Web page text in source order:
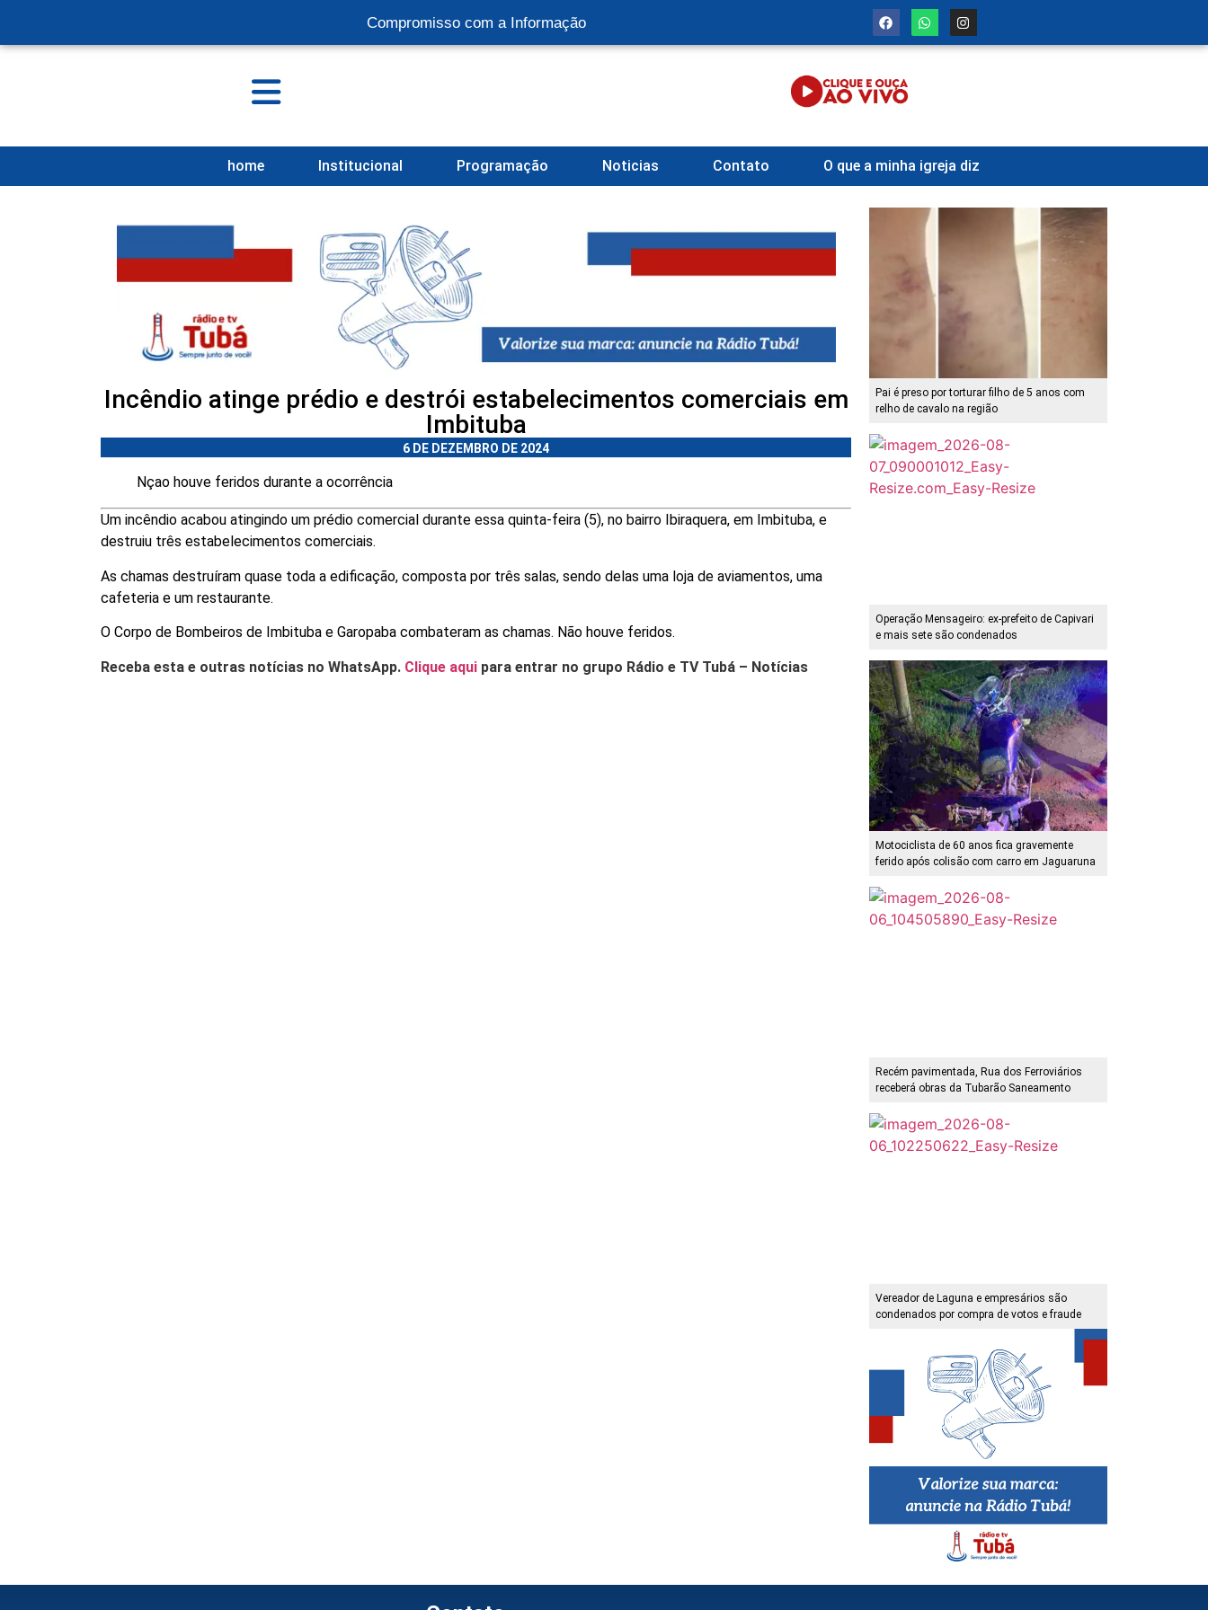
Compromisso com a Informação
home Institucional Programação Noticias Contato O que a minha igreja diz
Incêndio atinge prédio e destrói estabelecimentos comerciais em
Imbituba
6 DE DEZEMBRO DE 2024
Nçao houve feridos durante a ocorrência
Um incêndio acabou atingindo um prédio comercial durante essa quinta-feira (5), no bairro Ibiraquera, em Imbituba, e
destruiu três estabelecimentos comerciais.
As chamas destruíram quase toda a edificação, composta por três salas, sendo delas uma loja de aviamentos, uma
cafeteria e um restaurante.
O Corpo de Bombeiros de Imbituba e Garopaba combateram as chamas. Não houve feridos.
Receba esta e outras notícias no WhatsApp. Clique aqui para entrar no grupo Rádio e TV Tubá – Notícias
Pai é preso por torturar filho de 5 anos com
relho de cavalo na região
Operação Mensageiro: ex-prefeito de Capivari
e mais sete são condenados
Motociclista de 60 anos fica gravemente
ferido após colisão com carro em Jaguaruna
Recém pavimentada, Rua dos Ferroviários
receberá obras da Tubarão Saneamento
Vereador de Laguna e empresários são
condenados por compra de votos e fraude